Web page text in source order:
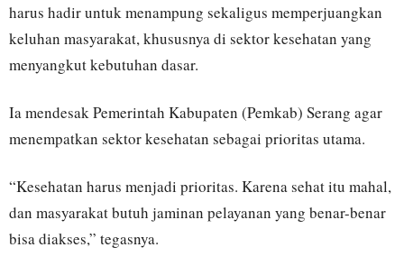
harus hadir untuk menampung sekaligus memperjuangkan
keluhan masyarakat, khususnya di sektor kesehatan yang
menyangkut kebutuhan dasar.
Ia mendesak Pemerintah Kabupaten (Pemkab) Serang agar
menempatkan sektor kesehatan sebagai prioritas utama.
“Kesehatan harus menjadi prioritas. Karena sehat itu mahal,
dan masyarakat butuh jaminan pelayanan yang benar-benar
bisa diakses,” tegasnya.